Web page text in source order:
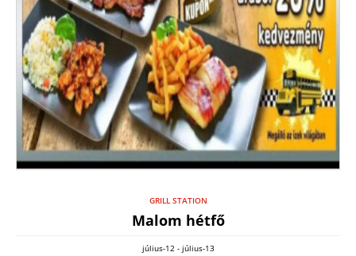
GRILL STATION
Malom hétfő
július-12 - július-13